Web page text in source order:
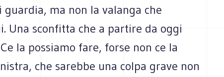
ma non la valanga che
Una sconfitta che a partire da oggi
la possiamo fare, forse non ce la
che sarebbe una colpa grave non